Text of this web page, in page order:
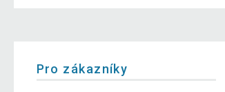
Pro zákazníky